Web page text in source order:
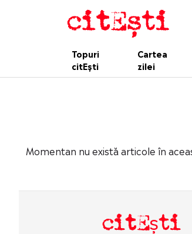
Topuri
citEști
Cartea
zilei
Momentan nu există articole în
citEști